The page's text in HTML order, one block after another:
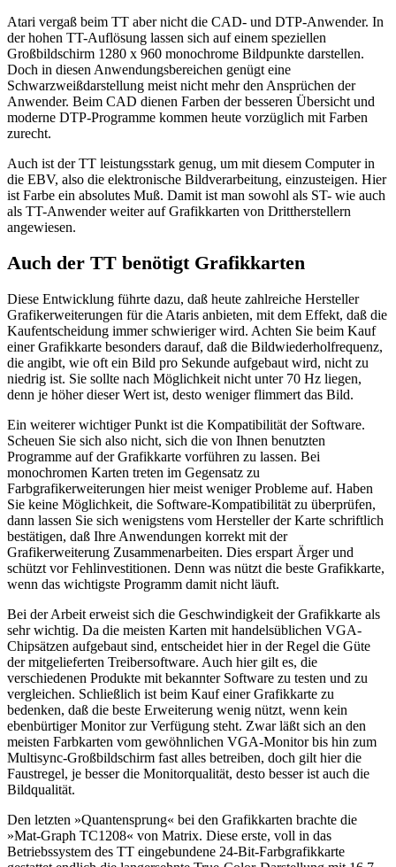
Atari vergaß beim TT aber nicht die CAD- und DTP-Anwender. In
der hohen TT-Auflösung lassen sich auf einem speziellen
Großbildschirm 1280 x 960 monochrome Bildpunkte darstellen.
Doch in diesen Anwendungsbereichen genügt eine
Schwarzweißdarstellung meist nicht mehr den Ansprüchen der
Anwender. Beim CAD dienen Farben der besseren Übersicht und
moderne DTP-Programme kommen heute vorzüglich mit Farben
zurecht.
Auch ist der TT leistungsstark genug, um mit diesem Computer in
die EBV, also die elektronische Bildverarbeitung, einzusteigen. Hier
ist Farbe ein absolutes Muß. Damit ist man sowohl als ST- wie auch
als TT-Anwender weiter auf Grafikkarten von Drittherstellern
angewiesen.
Auch der TT benötigt Grafikkarten
Diese Entwicklung führte dazu, daß heute zahlreiche Hersteller
Grafikerweiterungen für die Ataris anbieten, mit dem Effekt, daß die
Kaufentscheidung immer schwieriger wird. Achten Sie beim Kauf
einer Grafikkarte besonders darauf, daß die Bildwiederholfrequenz,
die angibt, wie oft ein Bild pro Sekunde aufgebaut wird, nicht zu
niedrig ist. Sie sollte nach Möglichkeit nicht unter 70 Hz liegen,
denn je höher dieser Wert ist, desto weniger flimmert das Bild.
Ein weiterer wichtiger Punkt ist die Kompatibilität der Software.
Scheuen Sie sich also nicht, sich die von Ihnen benutzten
Programme auf der Grafikkarte vorführen zu lassen. Bei
monochromen Karten treten im Gegensatz zu
Farbgrafikerweiterungen hier meist weniger Probleme auf. Haben
Sie keine Möglichkeit, die Software-Kompatibilität zu überprüfen,
dann lassen Sie sich wenigstens vom Hersteller der Karte schriftlich
bestätigen, daß Ihre Anwendungen korrekt mit der
Grafikerweiterung Zusammenarbeiten. Dies erspart Ärger und
schützt vor Fehlinvestitionen. Denn was nützt die beste Grafikkarte,
wenn das wichtigste Programm damit nicht läuft.
Bei der Arbeit erweist sich die Geschwindigkeit der Grafikkarte als
sehr wichtig. Da die meisten Karten mit handelsüblichen VGA-
Chipsätzen aufgebaut sind, entscheidet hier in der Regel die Güte
der mitgelieferten Treibersoftware. Auch hier gilt es, die
verschiedenen Produkte mit bekannter Software zu testen und zu
vergleichen. Schließlich ist beim Kauf einer Grafikkarte zu
bedenken, daß die beste Erweiterung wenig nützt, wenn kein
ebenbürtiger Monitor zur Verfügung steht. Zwar läßt sich an den
meisten Farbkarten vom gewöhnlichen VGA-Monitor bis hin zum
Multisync-Großbildschirm fast alles betreiben, doch gilt hier die
Faustregel, je besser die Monitorqualität, desto besser ist auch die
Bildqualität.
Den letzten »Quantensprung« bei den Grafikkarten brachte die
»Mat-Graph TC1208« von Matrix. Diese erste, voll in das
Betriebssystem des TT eingebundene 24-Bit-Farbgrafikkarte